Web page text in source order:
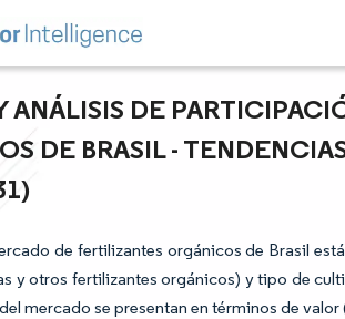
ANÁLISIS DE
DE BRASIL -
de fertilizantes orgánicos de Brasil
y otros fertilizantes orgánicos) y tipo de
mercado se presentan en términos de